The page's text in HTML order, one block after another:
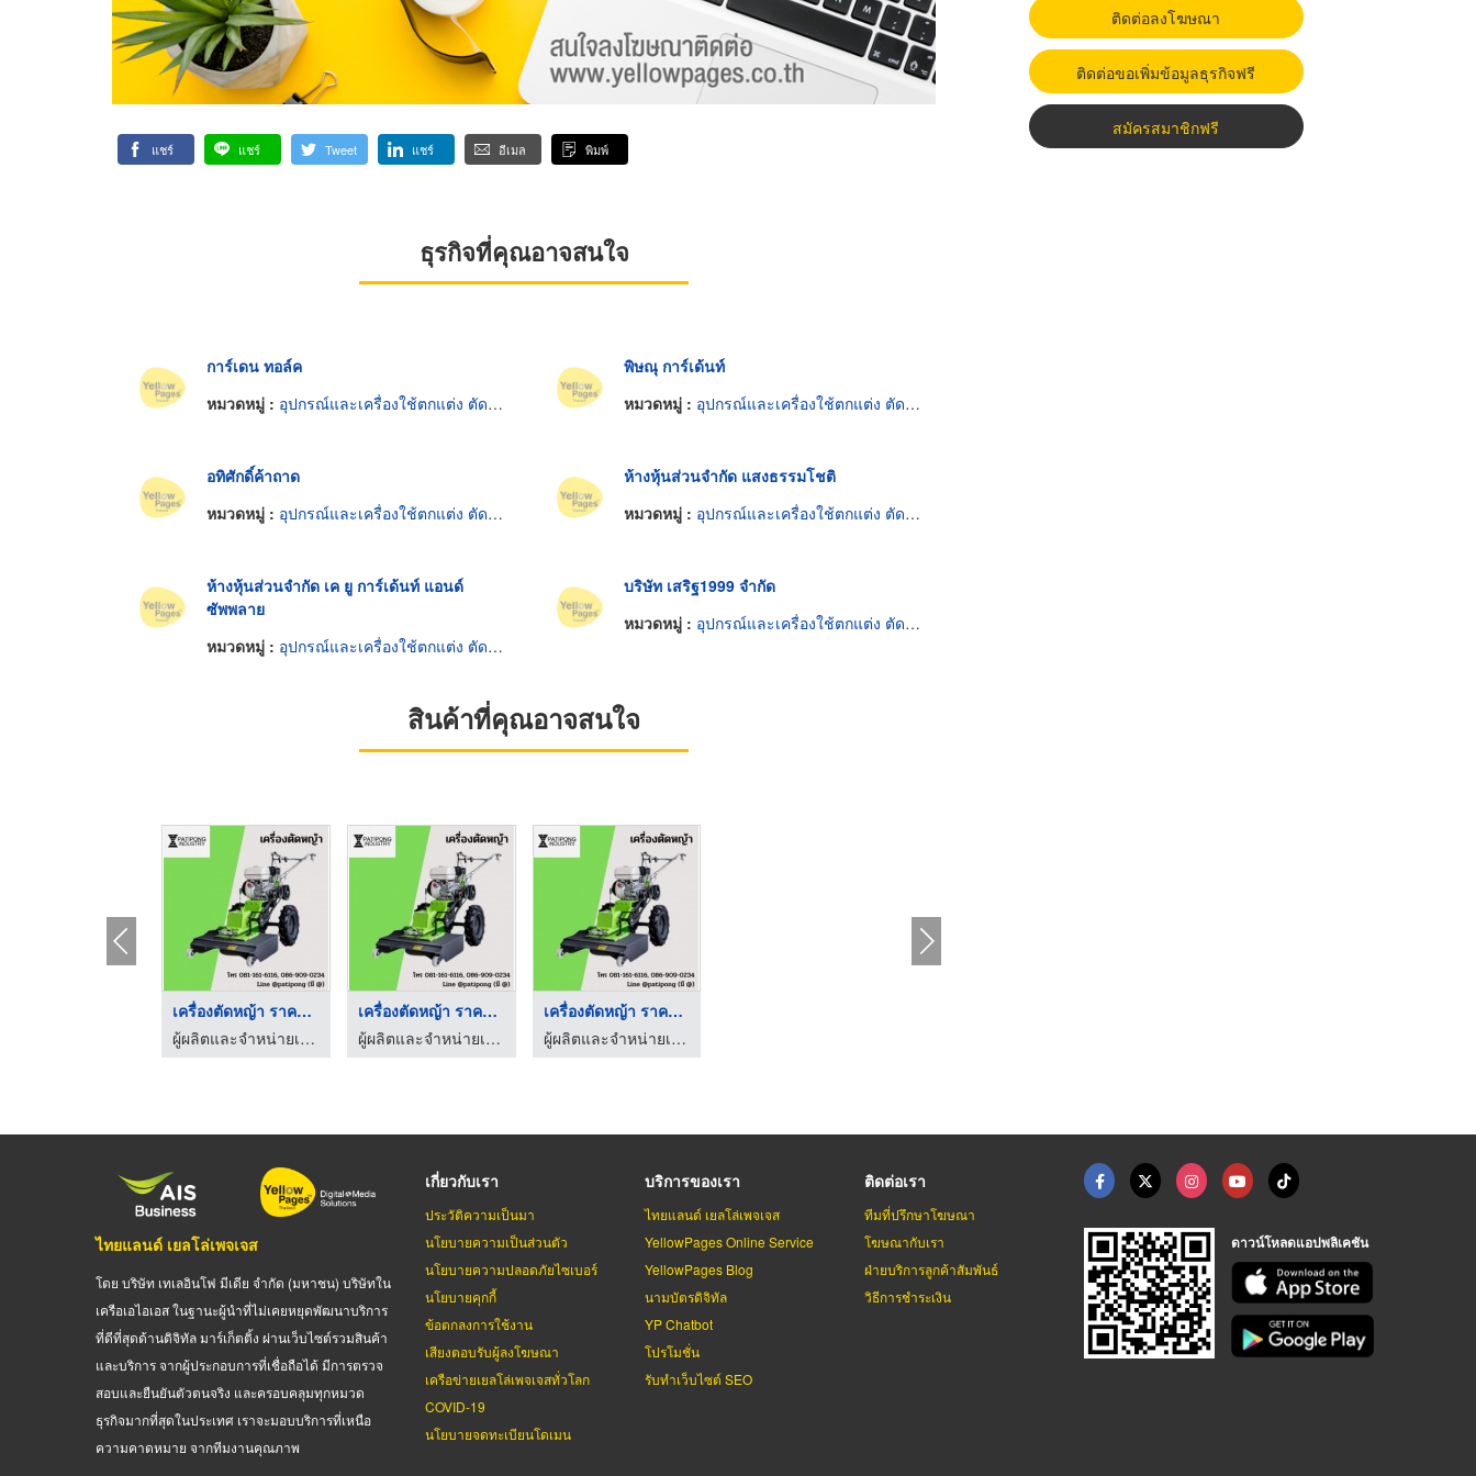
แชร์ แชร์ Tweet แชร์ อีเมล พิมพ์
ธุรกิจที่คุณอาจสนใจ
การ์เดน ทอล์ค
หมวดหมู่ : อุปกรณ์และเครื่องใช้ตกแต่ง ตัด รักษาต้นไม้
พิษณุ การ์เด้นท์
หมวดหมู่ : อุปกรณ์และเครื่องใช้ตกแต่ง ตัด รักษาต้นไม้
อทิศักดิ์ค้าถาด
หมวดหมู่ : อุปกรณ์และเครื่องใช้ตกแต่ง ตัด รักษาต้นไม้
ห้างหุ้นส่วนจำกัด แสงธรรมโชติ
หมวดหมู่ : อุปกรณ์และเครื่องใช้ตกแต่ง ตัด รักษาต้นไม้
ห้างหุ้นส่วนจำกัด เค ยู การ์เด้นท์ แอนด์
ซัพพลาย
หมวดหมู่ : อุปกรณ์และเครื่องใช้ตกแต่ง ตัด รักษาต้นไม้
บริษัท เสริฐ1999 จำกัด
หมวดหมู่ : อุปกรณ์และเครื่องใช้ตกแต่ง ตัด รักษาต้นไม้
สินค้าที่คุณอาจสนใจ
เครื่องตัดหญ้า ราคาถ ...
ผู้ผลิตและจำหน่ายเครื่องจักรกลการเกษตร-ปฏิพงศ์ อินดัสทรี
เครื่องตัดหญ้า ราคาถ ...
ผู้ผลิตและจำหน่ายเครื่องจักรกลการเกษตร-ปฏิพงศ์ อินดัสทรี
เครื่องตัดหญ้า ราคาถ ...
ผู้ผลิตและจำหน่ายเครื่องจักรกลการเกษตร-ปฏิพงศ์ อินดัสทรี
ติดต่อลงโฆษณา
ติดต่อขอเพิ่มข้อมูลธุรกิจฟรี
สมัครสมาชิกฟรี
ไทยแลนด์ เยลโล่เพจเจส
โดย บริษัท เทเลอินโฟ มีเดีย จำกัด (มหาชน) บริษัทใน
เครือเอไอเอส ในฐานะผู้นำที่ไม่เคยหยุดพัฒนาบริการ
ที่ดีที่สุดด้านดิจิทัล มาร์เก็ตติ้ง ผ่านเว็บไซต์รวมสินค้า
และบริการ จากผู้ประกอบการที่เชื่อถือได้ มีการตรวจ
สอบและยืนยันตัวตนจริง และครอบคลุมทุกหมวด
ธุรกิจมากที่สุดในประเทศ เราจะมอบบริการที่เหนือ
ความคาดหมาย จากทีมงานคุณภาพ
เกี่ยวกับเรา
ประวัติความเป็นมา
นโยบายความเป็นส่วนตัว
นโยบายความปลอดภัยไซเบอร์
นโยบายคุกกี้
ข้อตกลงการใช้งาน
เสียงตอบรับผู้ลงโฆษณา
เครือข่ายเยลโล่เพจเจสทั่วโลก
COVID-19
นโยบายจดทะเบียนโดเมน
บริการของเรา
ไทยแลนด์ เยลโล่เพจเจส
YellowPages Online Service
YellowPages Blog
นามบัตรดิจิทัล
YP Chatbot
โปรโมชั่น
รับทำเว็บไซต์ SEO
ติดต่อเรา
ทีมที่ปรึกษาโฆษณา
โฆษณากับเรา
ฝ่ายบริการลูกค้าสัมพันธ์
วิธีการชำระเงิน
ดาวน์โหลดแอปพลิเคชัน